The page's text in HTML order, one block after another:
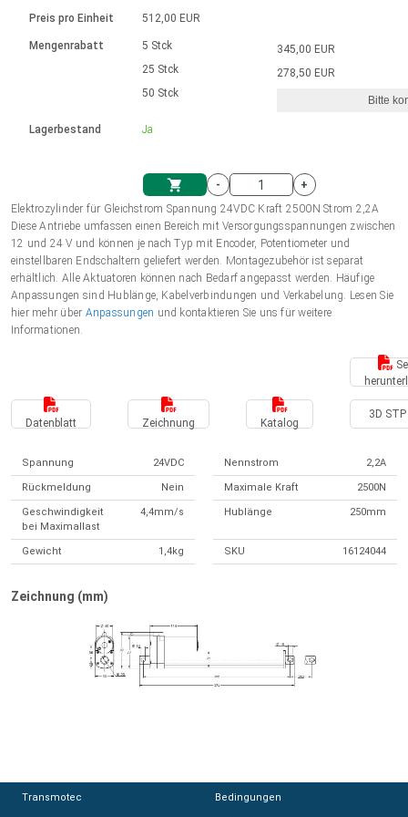
Einheitssystem
Einkaufswagen
Hubmagnete
230 - 50 Hz | 110 - 60 Hz
Drehzahlregelung für die AIS-Serie
Bürstenlose Gleichstrommotoren
mit Planetengetriebe und internem
Ø 28-42| 1-1400 rpm | <= 290Ncm
Bürstenlose DC Motor Controller
Gleichstrommotoren mit
Schneckengetriebe und Bürsten
Ø43-124mm | 31-425rpm | ≤ 41Nm
Treiber für Gleichstrommotoren mit
Synchron-Asynchron | für 1-4 Elektrozylinder
Synchron-Asynchron | für 1-4 Elektrozylinder
Français (EUR)
Polski (EUR)
Norsk (NOK)
Suomi (EUR)
Preis pro Einheit
Mengenrabatt
Lagerbestand
512,00 EUR
5 Stck
25 Stck
50 Stck
Ja
345,00 EUR
278,50 EUR
Bitte
-
+
Elektrozylinder für Gleichstrom Spannung 24VDC Kraft 2500N Strom 2,2A
Diese Antriebe umfassen einen Bereich mit Versorgungsspannungen zwischen
12 und 24 V und können je nach Typ mit Encoder, Potentiometer und
einstellbaren Endschaltern geliefert werden. Montagezubehör ist separat
erhältlich. Alle Aktuatoren können nach Bedarf angepasst werden. Häufige
Anpassungen sind Hublänge, Kabelverbindungen und Verkabelung. Lesen Sie
hier mehr über Anpassungen und kontaktieren Sie uns für weitere
Informationen.
Datenblatt Zeichnung Katalog
3D STP
Spannung 24VDC Nennstrom 2,2A
Rückmeldung Nein Maximale Kraft 2500N
Geschwindigkeit
bei Maximallast
4,4mm/s Hublänge 250mm
Gewicht 1,4kg SKU 16124044
Zeichnung (mm)
Transmotec Bedingungen
Transmotec Bedingungen